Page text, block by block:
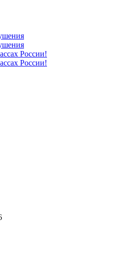
России!
России!